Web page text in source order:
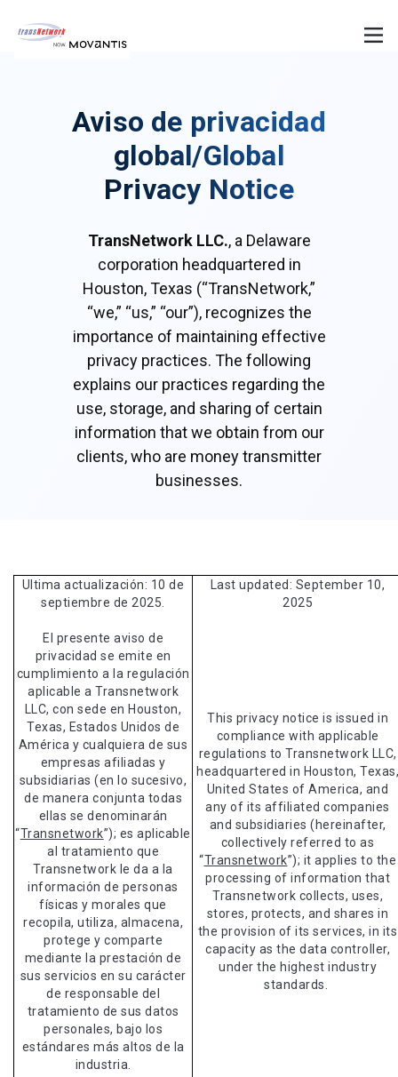
Aviso de privacidad
global/Global
Privacy Notice
TransNetwork LLC., a Delaware
corporation headquartered in
Houston, Texas (“TransNetwork,”
“we,” “us,” “our”), recognizes the
importance of maintaining effective
privacy practices. The following
explains our practices regarding the
use, storage, and sharing of certain
information that we obtain from our
clients, who are money transmitter
businesses.
Ultima actualización: 10 de
septiembre de 2025.
Last updated: September 10,
2025
El presente aviso de
privacidad se emite en
cumplimiento a la regulación
aplicable a Transnetwork
LLC, con sede en Houston,
Texas, Estados Unidos de
América y cualquiera de sus
empresas afiliadas y
subsidiarias (en lo sucesivo,
de manera conjunta todas
ellas se denominarán
“Transnetwork”); es aplicable
al tratamiento que
Transnetwork le da a la
información de personas
físicas y morales que
recopila, utiliza, almacena,
protege y comparte
mediante la prestación de
sus servicios en su carácter
de responsable del
tratamiento de sus datos
personales, bajo los
estándares más altos de la
industria.
This privacy notice is issued in
compliance with applicable
regulations to Transnetwork LLC,
headquartered in Houston, Texas,
United States of America, and
any of its affiliated companies
and subsidiaries (hereinafter,
collectively referred to as
“Transnetwork”); it applies to the
processing of information that
Transnetwork collects, uses,
stores, protects, and shares in
the provision of its services, in its
capacity as the data controller,
under the highest industry
standards.